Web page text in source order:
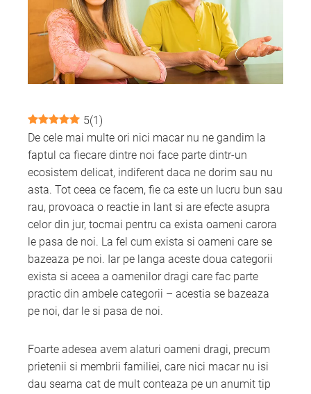
5(1 )
De cele mai multe ori nici macar nu ne gandim la
faptul ca fiecare dintre noi face parte dintr-un
ecosistem delicat, indiferent daca ne dorim sau nu
asta. Tot ceea ce facem, fie ca este un lucru bun sau
rau, provoaca o reactie in lant si are efecte asupra
celor din jur, tocmai pentru ca exista oameni carora
le pasa de noi. La fel cum exista si oameni care se
bazeaza pe noi. Iar pe langa aceste doua categorii
exista si aceea a oamenilor dragi care fac parte
practic din ambele categorii – acestia se bazeaza
pe noi, dar le si pasa de noi.
Foarte adesea avem alaturi oameni dragi, precum
prietenii si membrii familiei, care nici macar nu isi
dau seama cat de mult conteaza pe un anumit tip